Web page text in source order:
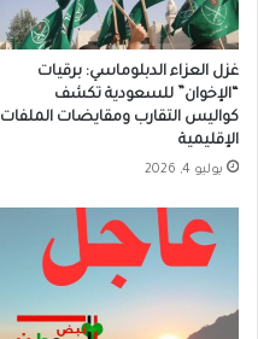
غزل العزاء الدبلوماسي: برقيات
“الإخوان” للسعودية تكشف
كواليس التقارب ومقايضات الملفات
الإقليمية
يوليو 4, 2026